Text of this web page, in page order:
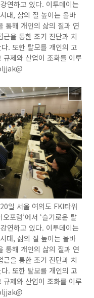
연하고 있다. 이투데이는
대, 삶의 질 높이는 올바
통해 개인의 삶의 질과 연
을 통한 조기 진단과 치
. 또한 탈모를 개인의 고
제와 산업이 조화를 이루
일 서울 여의도 FKI타워
포럼’에서 ‘슬기로운 탈
연하고 있다. 이투데이는
대, 삶의 질 높이는 올바
통해 개인의 삶의 질과 연
을 통한 조기 진단과 치
. 또한 탈모를 개인의 고
제와 산업이 조화를 이루